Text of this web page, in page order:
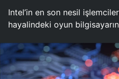
Intel’in en son nesil
hayalindeki oyun